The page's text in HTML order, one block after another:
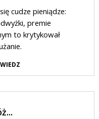
cudze pieniądze:
premie
to krytykował